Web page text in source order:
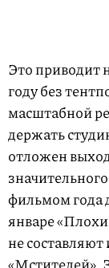
Это приводит
году без
масштабной
держать
отложен
фильмом года
январе
не